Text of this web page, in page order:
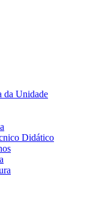
da Unidade
Didático